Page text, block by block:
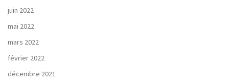
juin 2022
mai 2022
mars 2022
février 2022
décembre 2021